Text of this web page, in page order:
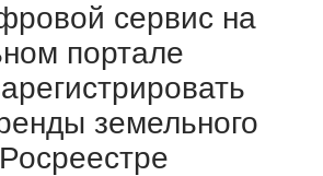
сервис на
портале
земельного